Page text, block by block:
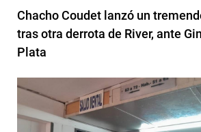
Chacho Coudet lanzó un
tras otra derrota de River, ante
Plata